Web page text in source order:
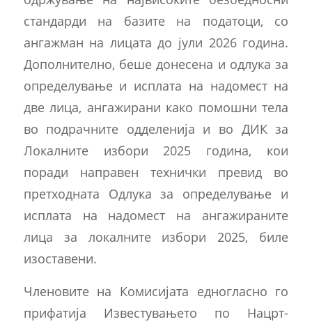
стандарди на базите на податоци, со
ангажман на лицата до јули 2026 година.
Дополнително, беше донесена и одлука за
определување и исплата на надомест на
две лица, ангажирани како помошни тела
во подрачните одделенија и во ДИК за
Локалните избори 2025 година, кои
поради направен технички превид во
претходната Одлука за определување и
исплата на надомест на ангажираните
лица за локалните избори 2025, биле
изоставени.
Членовите на Комисијата едногласно го
прифатија Известувањето по Нацрт-